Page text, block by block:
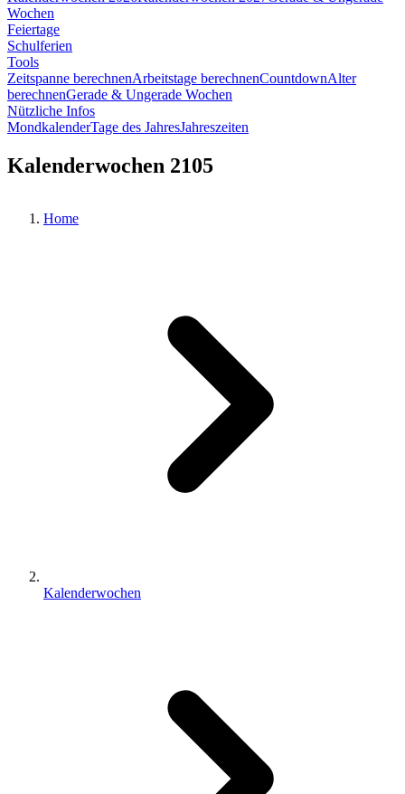
Wochen
Feiertage
Schulferien
Tools
Zeitspanne berechnenArbeitstage berechnenCountdownAlter
berechnenGerade & Ungerade Wochen
Nützliche Infos
MondkalenderTage des JahresJahreszeiten
Kalenderwochen 2105
Home
Kalenderwochen